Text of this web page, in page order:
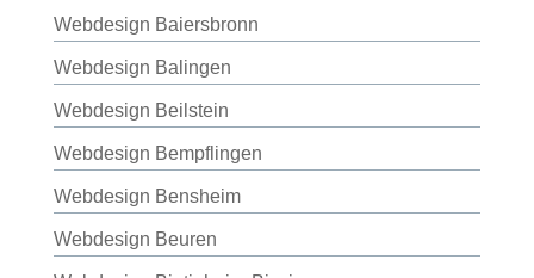
Webdesign Baiersbronn
Webdesign Balingen
Webdesign Beilstein
Webdesign Bempflingen
Webdesign Bensheim
Webdesign Beuren